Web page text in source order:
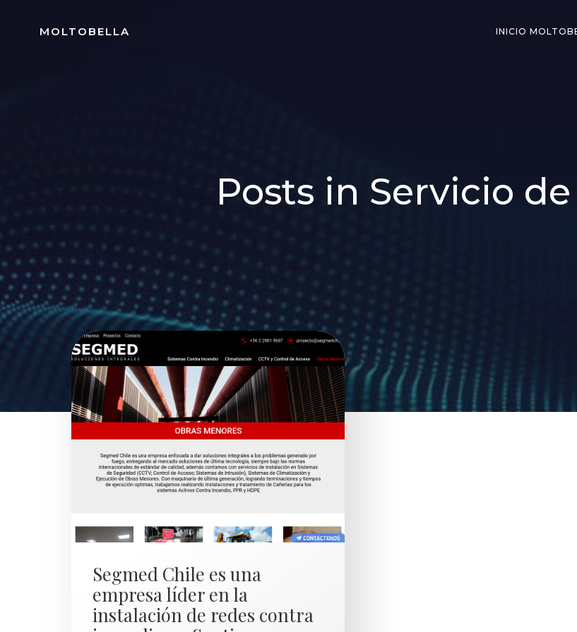
MOLTOBELLA INICIO
Posts in Servicio
Segmed Chile es una
empresa líder en la
instalación de redes contra